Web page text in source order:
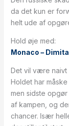
da det kun er
helt ude af
Hold øje med:
Monaco –
Det vil være naivt
Holdet har
men sidste opgør
af kampen, og
chancer. Især